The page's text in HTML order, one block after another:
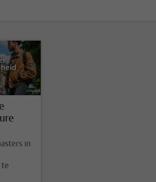
in